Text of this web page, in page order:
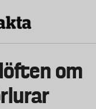
om